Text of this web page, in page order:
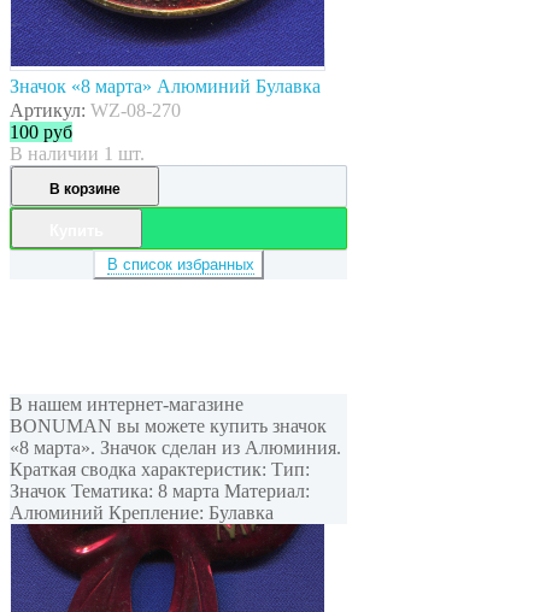
Значок «8 марта» Алюминий Булавка
Артикул: WZ-08-270
100 руб
В наличии 1 шт.
В корзине
В список избранных
В нашем интернет-магазине
BONUMAN вы можете купить значок
«8 марта». Значок сделан из Алюминия.
Краткая сводка характеристик: Тип:
Значок Тематика: 8 марта Материал:
Алюминий Крепление: Булавка